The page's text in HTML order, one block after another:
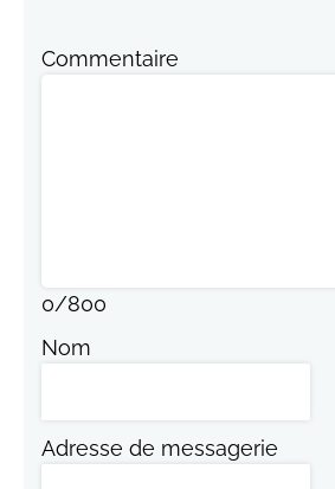
Commentaire
0/800
Nom
Adresse de messagerie